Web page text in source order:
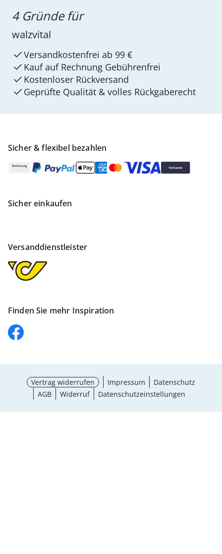
Sicher & flexibel bezahlen
Sicher einkaufen
Versanddienstleister
Finden Sie mehr Inspiration
4 Gründe für
walzvital
Versandkostenfrei ab 99 €
Kauf auf Rechnung Gebührenfrei
Kostenloser Rückversand
Geprüfte Qualität & volles Rückgaberecht
Vertrag widerrufen Impressum
Datenschutz
AGB
Widerruf Datenschutzeinstellungen